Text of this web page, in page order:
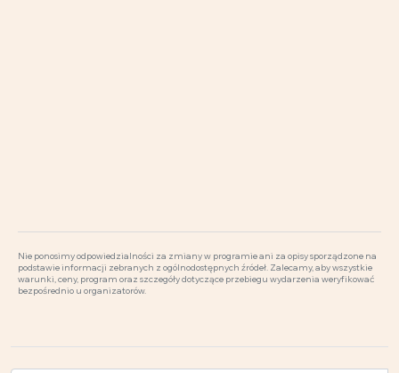
Nie ponosimy odpowiedzialności za zmiany w programie ani za opisy sporządzone na
podstawie informacji zebranych z ogólnodostępnych źródeł. Zalecamy, aby wszystkie
warunki, ceny, program oraz szczegóły dotyczące przebiegu wydarzenia weryfikować
bezpośrednio u organizatorów.